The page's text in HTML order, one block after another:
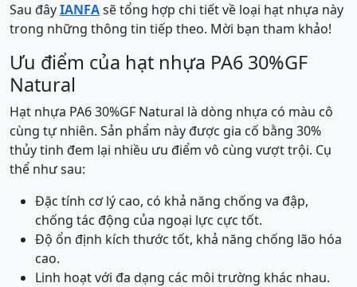
Sau đâyIANFAsẽ tổng hợp chi tiết về loại hạt nhựa này
trong những thông tin tiếp theo. Mời bạn tham khảo!
Ưu điểm của hạt nhựa PA6 30%GF
Natural
Hạt nhựa PA6 30%GF Natural là dòng nhựa có màu cô
cùng tự nhiên. Sản phẩm này được gia cố bằng 30%
thủy tinh đem lại nhiều ưu điểm vô cùng vượt trội. Cụ
thể như sau:
Đặc tính cơ lý cao, có khả năng chống va đập,
chống tác động của ngoại lực cực tốt.
Độ ổn định kích thước tốt, khả năng chống lão hóa
cao.
Linh hoạt với đa dạng các môi trường khác nhau.